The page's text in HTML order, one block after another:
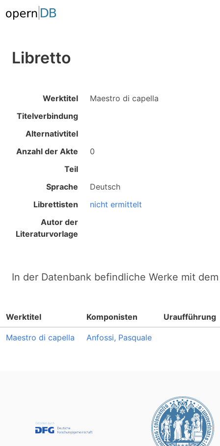
Libretto
Werktitel
Maestro di capella
Titelverbindung
Alternativtitel
Anzahl der Akte
0
Teil
Sprache
Deutsch
Librettisten
nicht ermittelt
Autor der
Literaturvorlage
In der Datenbank befindliche Werke mit
Werktitel Komponisten Uraufführung
Maestro di capella Anfossi, Pasquale